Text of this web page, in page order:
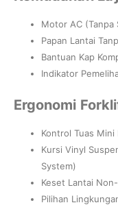
Motor AC (Tanpa
Papan Lantai
Bantuan Kap
Indikator
Ergonomi
Kontrol Tuas
Kursi Vinyl
System)
Keset Lantai
Pilihan